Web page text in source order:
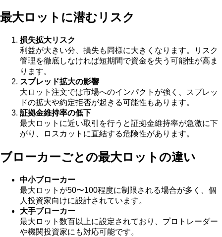
最大ロットに潜むリスク
損失拡大リスク
利益が大きい分、損失も同様に大きくなります。リスク
管理を徹底しなければ短期間で資金を失う可能性が高ま
ります。
スプレッド拡大の影響
大ロット注文では市場へのインパクトが強く、スプレッ
ドの拡大や約定拒否が起きる可能性もあります。
証拠金維持率の低下
最大ロットに近い取引を行うと証拠金維持率が急激に下
がり、ロスカットに直結する危険性があります。
ブローカーごとの最大ロットの違い
中小ブローカー
最大ロットが50〜100程度に制限される場合が多く、個
人投資家向けに設計されています。
大手ブローカー
最大ロット数百以上に設定されており、プロトレーダー
や機関投資家にも対応可能です。